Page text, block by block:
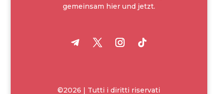
gemeinsam hier und jetzt.
©2026 | Tutti i diritti riservati